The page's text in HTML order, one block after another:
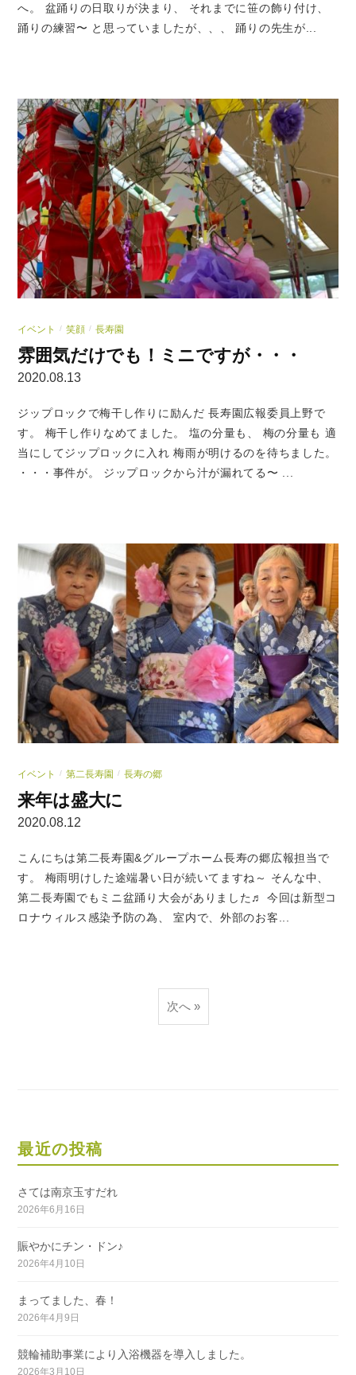
へ。 盆踊りの日取りが決まり、 それまでに笹の飾り付け、
踊りの練習〜 と思っていましたが、、、 踊りの先生が...
イベント / 笑顔 / 長寿園
雰囲気だけでも！ミニですが・・・
2020.08.13
ジップロックで梅干し作りに励んだ 長寿園広報委員上野で
す。 梅干し作りなめてました。 塩の分量も、 梅の分量も 適
当にしてジップロックに入れ 梅雨が明けるのを待ちました。
・・・事件が。 ジップロックから汁が漏れてる〜 ...
イベント / 第二長寿園 / 長寿の郷
来年は盛大に
2020.08.12
こんにちは第二長寿園&グループホーム長寿の郷広報担当で
す。 梅雨明けした途端暑い日が続いてますね～ そんな中、
第二長寿園でもミニ盆踊り大会がありました♬ 今回は新型コ
ロナウィルス感染予防の為、 室内で、外部のお客...
送
り
次へ »
最近の投稿
さては南京玉すだれ
2026年6月16日
賑やかにチン・ドン♪
2026年4月10日
まってました、春！
2026年4月9日
競輪補助事業により入浴機器を導入しました。
2026年3月10日